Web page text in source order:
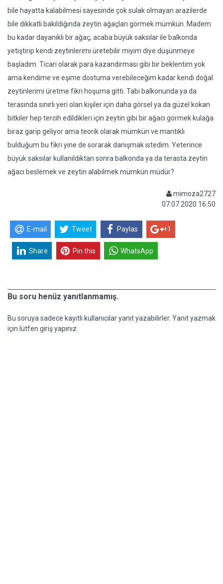
bile hayatta kalabilmesi sayesinde çok sulak olmayan arazilerde
bile dikkatli bakıldığında zeytin ağaçları görmek mümkün. Madem
bu kadar dayanıklı bir ağaç, acaba büyük saksılar ile balkonda
yetiştirip kendi zeytinlerimi üretebilir miyim diye düşünmeye
başladım. Ticari olarak para kazandırması gibi bir beklentim yok
ama kendime ve eşime dostuma verebileceğim kadar kendi doğal
zeytinlerimi üretme fikri hoşuma gitti. Tabi balkonunda ya da
terasında sınırlı yeri olan kişiler için daha görsel ya da güzel kokan
bitkiler hep tercih edildikleri için zeytin gibi bir ağacı görmek kulağa
biraz garip geliyor ama teorik olarak mümkün ve mantıklı
bulduğum bu fikri yine de sorarak danışmak istedim. Yeterince
büyük saksılar kullanıldıktan sonra balkonda ya da terasta zeytin
ağacı beslemek ve zeytin alabilmek mümkün müdür?
mimoza2727
07.07.2020 16:50
E-mail Tweet Paylas +1
Share Pin this WhatsApp
Bu soru henüz yanıtlanmamış.
Bu soruya sadece kayıtlı kullanıcılar yanıt yazabilirler. Yanıt yazmak
için lütfen giriş yapınız.